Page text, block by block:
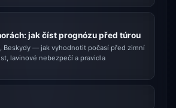
jak číst prognózu před túrou
Beskydy — jak vyhodnotit počasí před zimní
lavinové nebezpečí a pravidla